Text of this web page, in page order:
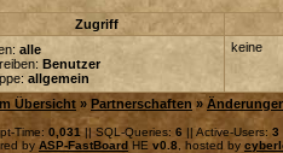
Zugriff
alle
Benutzer
allgemein
keine
Übersicht » Partnerschaften »
Time: 0,031 || SQL-Queries: 6 || Active-Users: 3
by ASP-FastBoard HE v0.8 , hosted by